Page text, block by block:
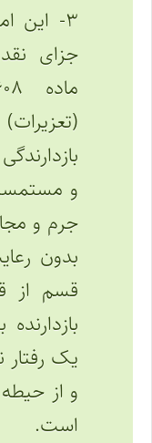
۳- این
جزای
و
جرم و
بدون
قسم از
یک
و از
است.